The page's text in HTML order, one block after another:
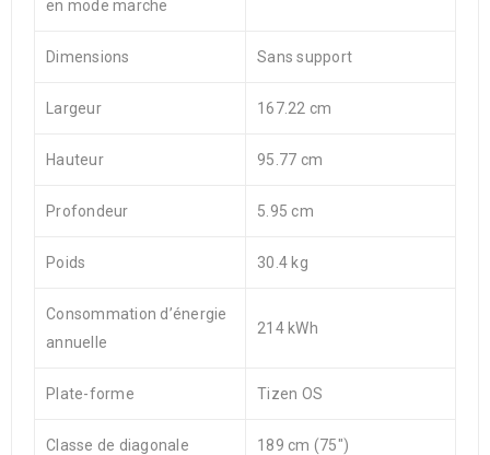
en mode marche
Dimensions Sans support
Largeur 167.22 cm
Hauteur 95.77 cm
Profondeur 5.95 cm
Poids 30.4 kg
Consommation d’énergie
annuelle
214 kWh
Plate-forme Tizen OS
Classe de diagonale 189 cm (75″)